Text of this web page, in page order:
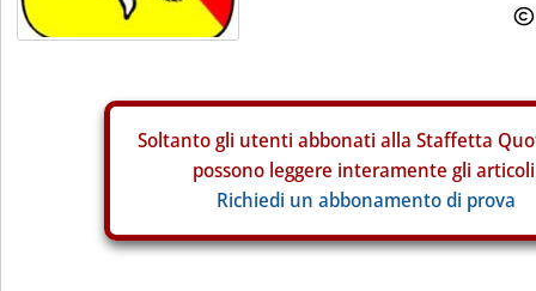
Soltanto gli utenti abbonati alla Staffetta
possono leggere interamente gli
Richiedi un abbonamento di prova